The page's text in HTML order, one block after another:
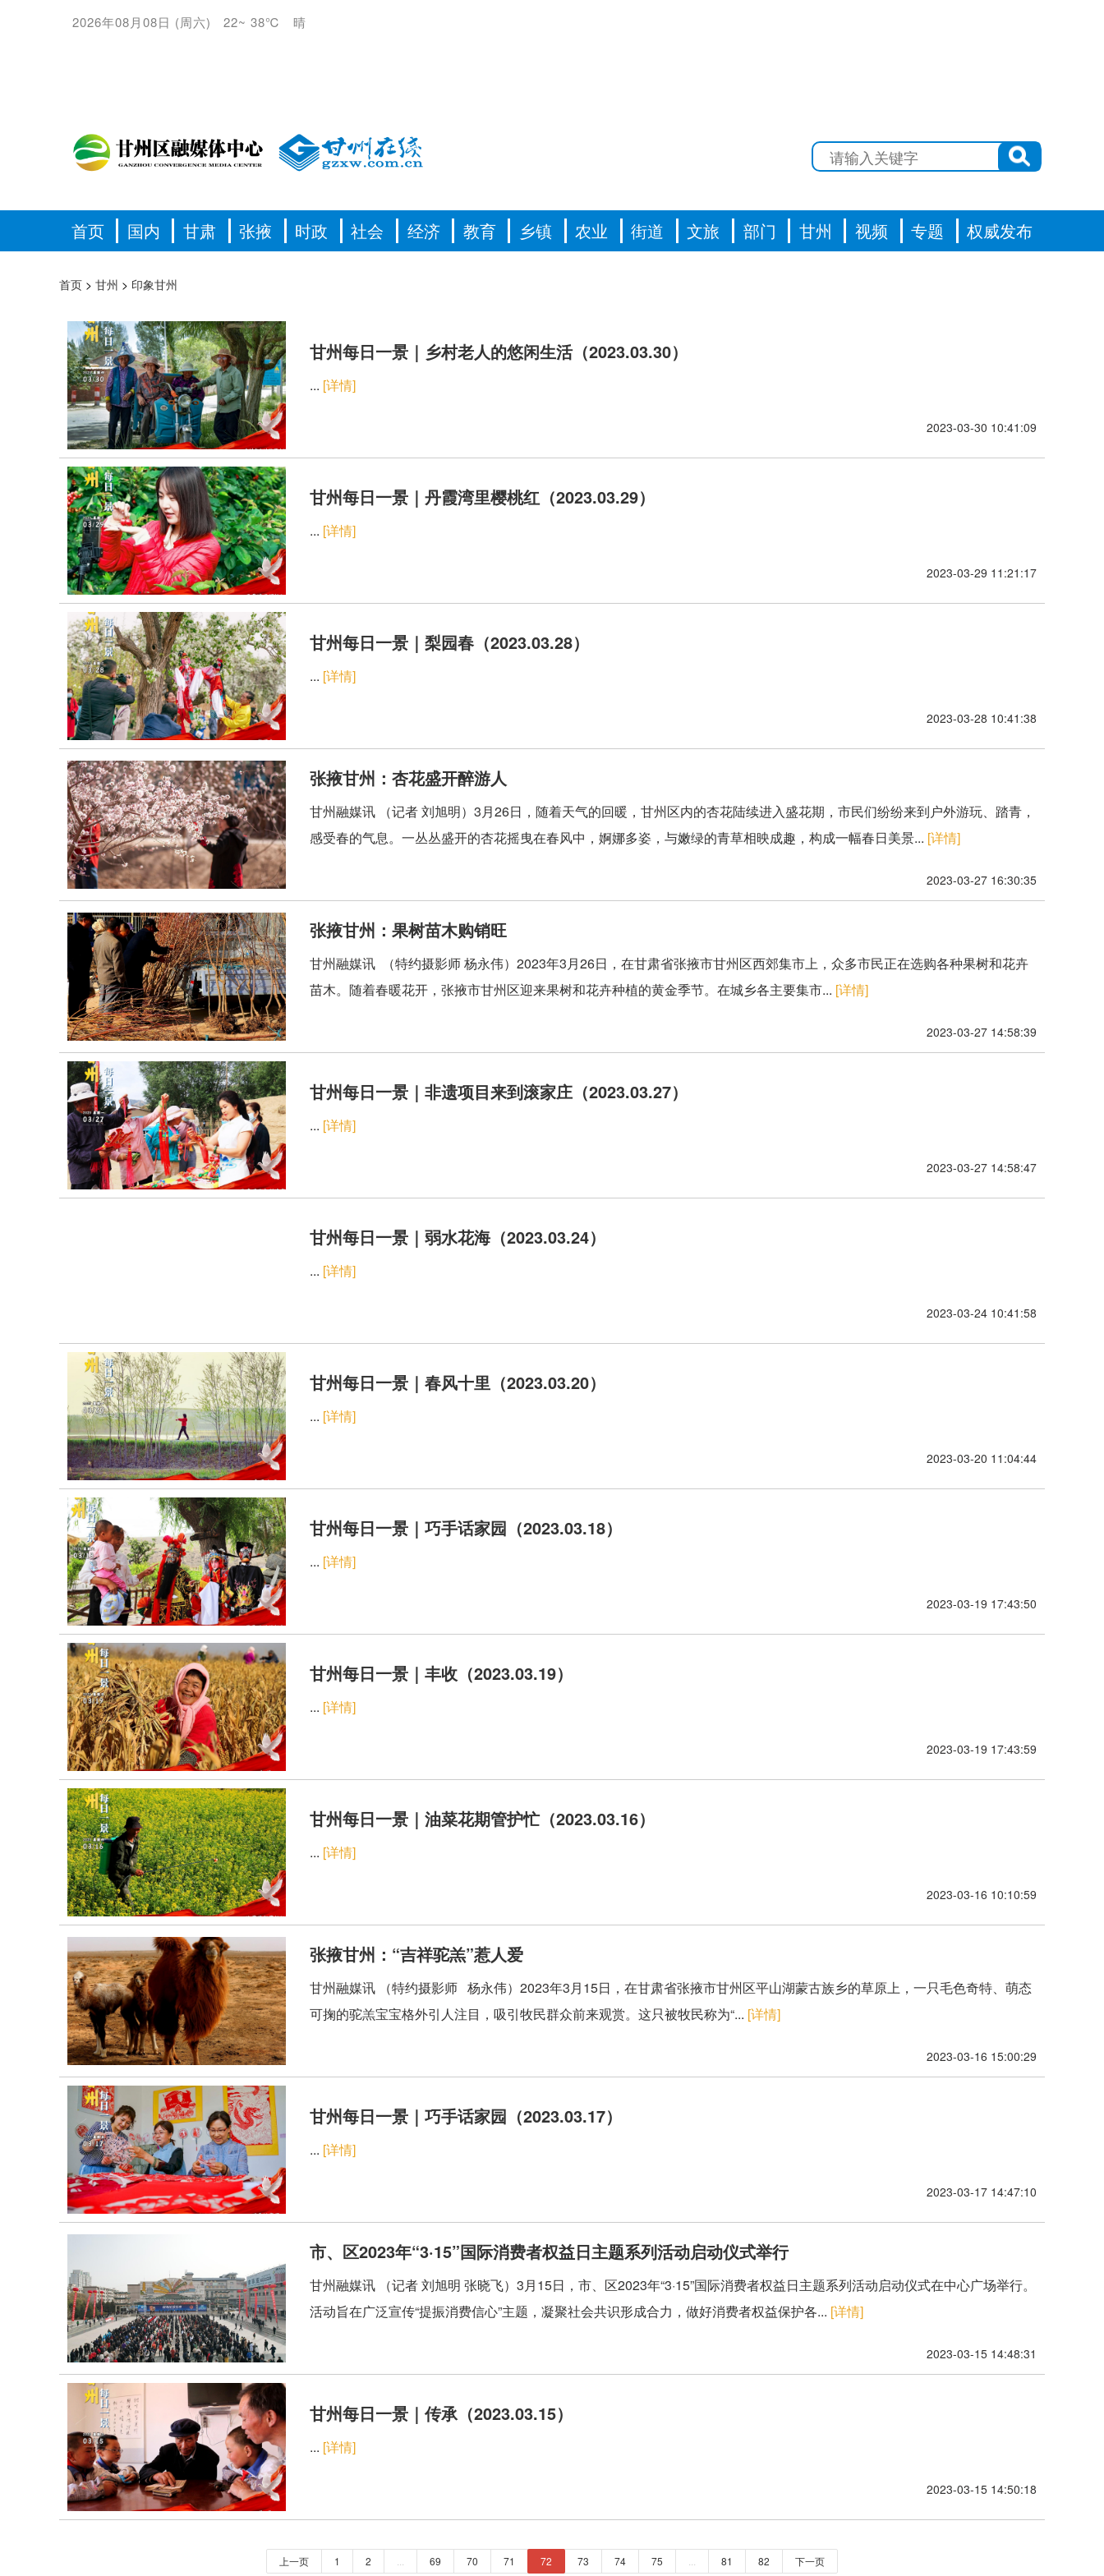
2026年08月08日 (周六) 22~ 38℃ 晴
首页 国内 甘肃 张掖 时政 社会 经济 教育 乡镇 农业 街道 文旅 部门 甘州 视频 专题 权威发布
首页 > 甘州 > 印象甘州
甘州每日一景｜乡村老人的悠闲生活（2023.03.30）
... [详情]
2023-03-30 10:41:09
甘州每日一景｜丹霞湾里樱桃红（2023.03.29）
... [详情]
2023-03-29 11:21:17
甘州每日一景｜梨园春（2023.03.28）
... [详情]
2023-03-28 10:41:38
张掖甘州：杏花盛开醉游人
甘州融媒讯 （记者 刘旭明）3月26日，随着天气的回暖，甘州区内的杏花陆续进入盛花期，市民们纷纷来到户外游玩、踏青，
感受春的气息。一丛丛盛开的杏花摇曳在春风中，婀娜多姿，与嫩绿的青草相映成趣，构成一幅春日美景... [详情]
2023-03-27 16:30:35
张掖甘州：果树苗木购销旺
甘州融媒讯 （特约摄影师 杨永伟）2023年3月26日，在甘肃省张掖市甘州区西郊集市上，众多市民正在选购各种果树和花卉
苗木。随着春暖花开，张掖市甘州区迎来果树和花卉种植的黄金季节。在城乡各主要集市... [详情]
2023-03-27 14:58:39
甘州每日一景｜非遗项目来到滚家庄（2023.03.27）
... [详情]
2023-03-27 14:58:47
甘州每日一景｜弱水花海（2023.03.24）
... [详情]
2023-03-24 10:41:58
甘州每日一景｜春风十里（2023.03.20）
... [详情]
2023-03-20 11:04:44
甘州每日一景｜巧手话家园（2023.03.18）
... [详情]
2023-03-19 17:43:50
甘州每日一景｜丰收（2023.03.19）
... [详情]
2023-03-19 17:43:59
甘州每日一景｜油菜花期管护忙（2023.03.16）
... [详情]
2023-03-16 10:10:59
张掖甘州：“吉祥驼羔”惹人爱
甘州融媒讯 （特约摄影师 杨永伟）2023年3月15日，在甘肃省张掖市甘州区平山湖蒙古族乡的草原上，一只毛色奇特、萌态
可掬的驼羔宝宝格外引人注目，吸引牧民群众前来观赏。这只被牧民称为“... [详情]
2023-03-16 15:00:29
甘州每日一景｜巧手话家园（2023.03.17）
... [详情]
2023-03-17 14:47:10
市、区2023年“3·15”国际消费者权益日主题系列活动启动仪式举行
甘州融媒讯 （记者 刘旭明 张晓飞）3月15日，市、区2023年“3·15”国际消费者权益日主题系列活动启动仪式在中心广场举行。
活动旨在广泛宣传“提振消费信心”主题，凝聚社会共识形成合力，做好消费者权益保护各... [详情]
2023-03-15 14:48:31
甘州每日一景｜传承（2023.03.15）
... [详情]
2023-03-15 14:50:18
上一页 1 2 69 70 71 72 73 74 75 81 82 下一页